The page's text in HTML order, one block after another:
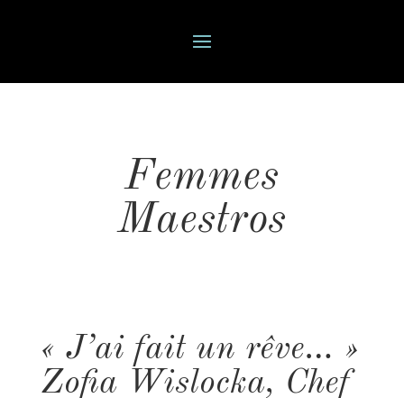
Femmes
Maestros
« J’ai fait un rêve… »
Zofia Wislocka, Chef